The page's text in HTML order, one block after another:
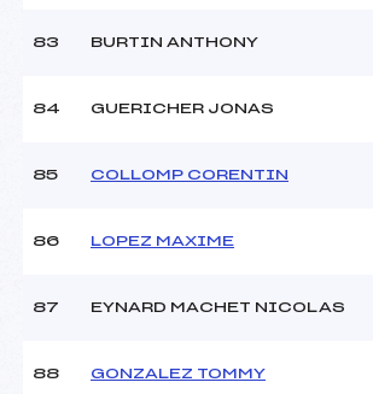
83 BURTIN ANTHONY
84 GUERICHER JONAS
85 COLLOMP CORENTIN
86 LOPEZ MAXIME
87 EYNARD MACHET NICOLAS
88 GONZALEZ TOMMY